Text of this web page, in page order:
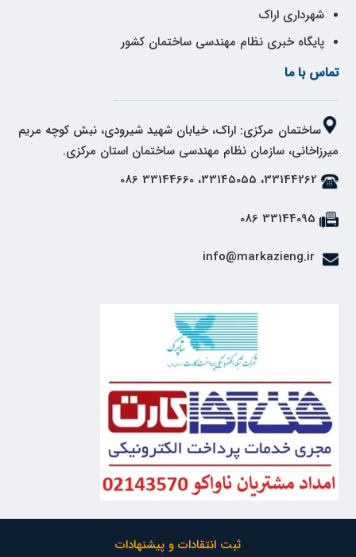
شهرداری اراک
پایگاه خبری نظام مهندسی ساختمان کشور
تماس با ما
ساختمان مرکزی: اراک، خیابان شهید شیرودی، نبش کوچه مریم
میرزاخانی، سازمان نظام مهندسی ساختمان استان مرکزی.
33144262، 33145055، 33144660 086
33144095 086
ثبت انتقادات و پیشنهادات